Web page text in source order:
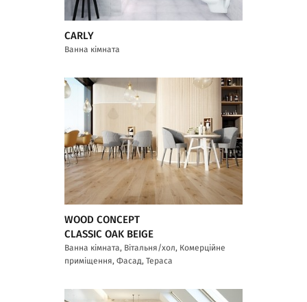
CARLY
Ванна кімната
WOOD CONCEPT
CLASSIC OAK BEIGE
Ванна кімната, Вітальня/хол, Комерційне
приміщення, Фасад, Тераса